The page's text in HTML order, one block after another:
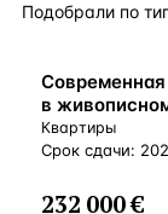
Подобрали по
ВНЖ
в
Квартиры
Срок сдачи:
232 000 €